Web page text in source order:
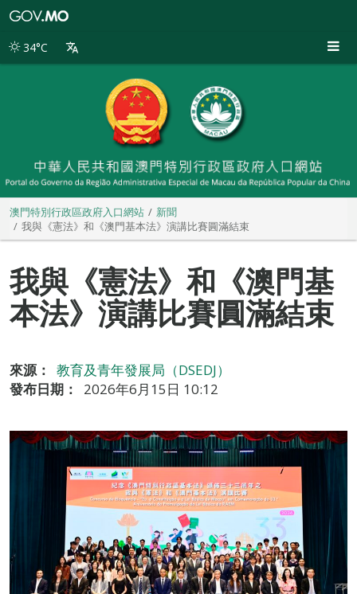
別
34°C
澳門特別行政區政府入口網站
新聞
我與《憲法》和《澳門基本法》演講比賽圓滿結束
我與《憲法》和《澳門基
本法》演講比賽圓滿結束
來源：
教育及青年發展局（DSEDJ）
發布日期：
2026年6月15日 10:12